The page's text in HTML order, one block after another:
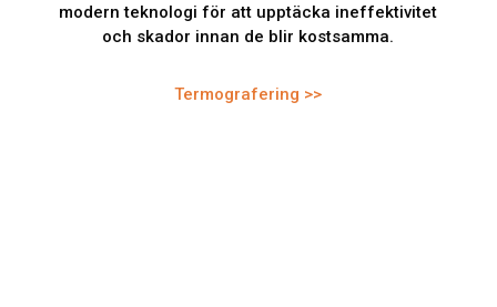
modern teknologi för att upptäcka ineffektivitet
och skador innan de blir kostsamma.
Termografering >>